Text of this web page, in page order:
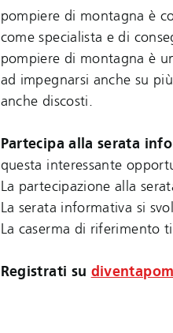
pompiere di montagna è
come specialista e di
pompiere di montagna è
ad impegnarsi anche su
anche discosti.
Partecipa alla serata
questa interessante
La partecipazione alla
La serata informativa si
La caserma di riferimento
Registrati su